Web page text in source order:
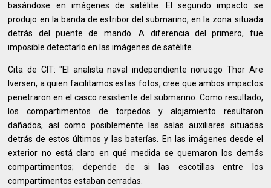
basándose en imágenes de satélite. El segundo impacto se
produjo en la banda de estribor del submarino, en la zona situada
detrás del puente de mando. A diferencia del primero, fue
imposible detectarlo en las imágenes de satélite.
Cita de CIT: "El analista naval independiente noruego Thor Are
Iversen, a quien facilitamos estas fotos, cree que ambos impactos
penetraron en el casco resistente del submarino. Como resultado,
los compartimentos de torpedos y alojamiento resultaron
dañados, así como posiblemente las salas auxiliares situadas
detrás de estos últimos y las baterías. En las imágenes desde el
exterior no está claro en qué medida se quemaron los demás
compartimentos; depende de si las escotillas entre los
compartimentos estaban cerradas.